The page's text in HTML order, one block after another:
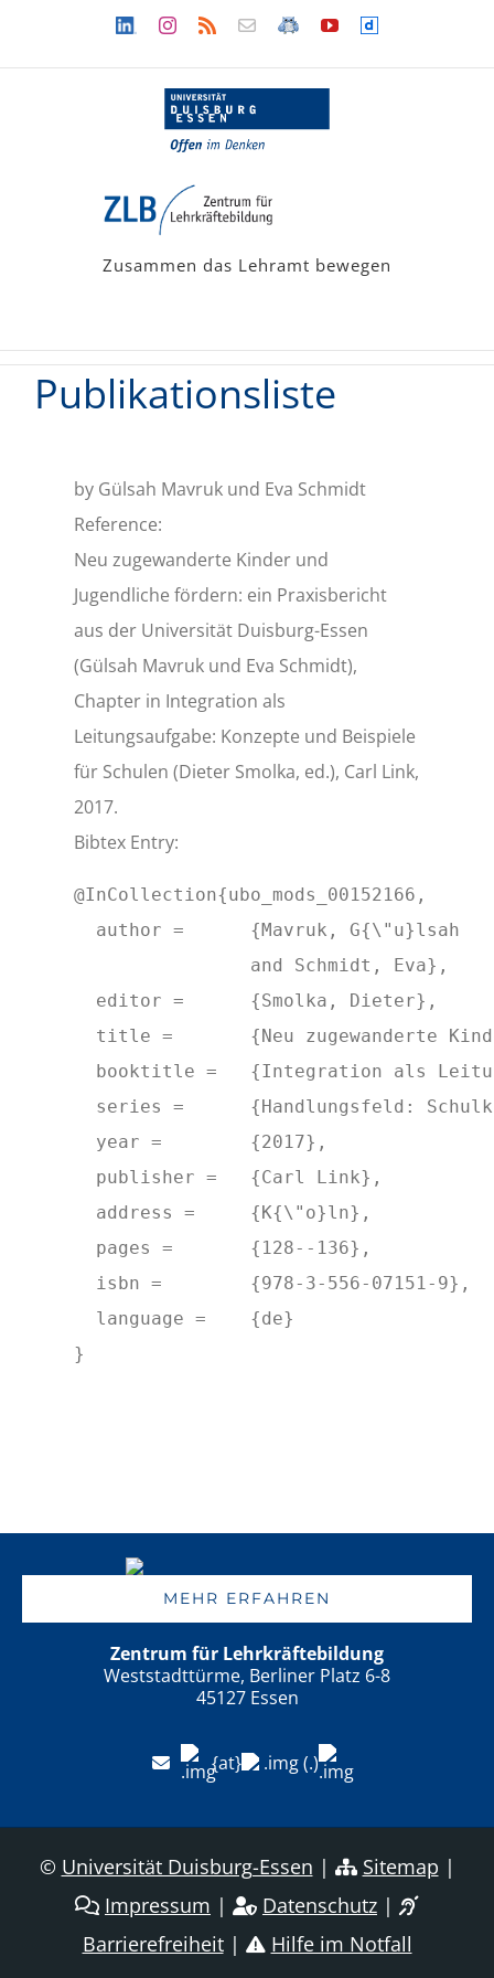
LinkedinInstagram
Rss Newsletter
LehramtsWiki
YouTubeDailymotion
Zusammen das Lehramt bewegen
Publikationsliste
by Gülsah Mavruk und Eva Schmidt
Reference:
Neu zugewanderte Kinder und
Jugendliche fördern: ein Praxisbericht
aus der Universität Duisburg-Essen
(Gülsah Mavruk und Eva Schmidt),
Chapter in Integration als
Leitungsaufgabe: Konzepte und Beispiele
für Schulen (Dieter Smolka, ed.), Carl Link,
2017.
Bibtex Entry:
@InCollection{ubo_mods_00152166,
  author = 	{Mavruk, G{\"u}lsah
  editor = 	{Smolka, Dieter},
  title = 	{Neu zugewanderte Kinder und Jugendliche f{\"o}rdern: ein Praxisbericht aus der Universit{\"a}t Duisburg-Essen},
  booktitle = 	{Integration als Leitungsaufgabe: Konzepte und Beispiele f{\"u}r Schulen},
  series = 	{Handlungsfeld: Schulkultur},
  year = 	{2017},
  publisher = 	{Carl Link},
  address = 	{K{\"o}ln},
  pages = 	{128--136},
  isbn = 	{978-3-556-07151-9},
  language = 	{de}
}
MEHR ERFAHREN
Zentrum für Lehrkräftebildung
Weststadttürme, Berliner Platz 6-8
45127 Essen
{at} (.)
© Universität Duisburg-Essen | Sitemap |
Impressum | Datenschutz |
Barrierefreiheit| Hilfe im Notfall